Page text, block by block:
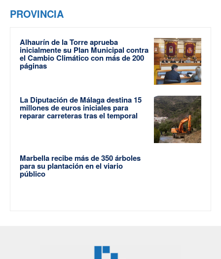
PROVINCIA
Alhaurín de la Torre aprueba
inicialmente su Plan Municipal contra
el Cambio Climático con más de 200
páginas
La Diputación de Málaga destina 15
millones de euros iniciales para
reparar carreteras tras el temporal
Marbella recibe más de 350 árboles
para su plantación en el viario
público